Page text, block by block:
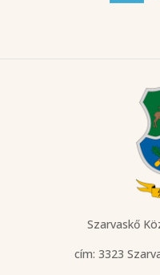
Szarvaskő
cím: 3323